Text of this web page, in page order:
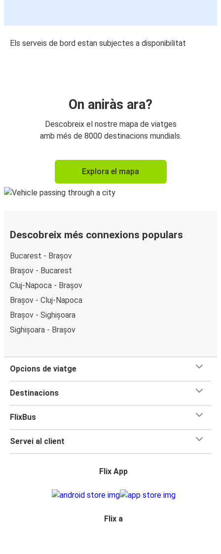
Els serveis de bord estan subjectes a disponibilitat
On aniràs ara?
Descobreix el nostre mapa de viatges
amb més de 8000 destinacions mundials.
Explora el mapa
Descobreix més connexions populars
Bucarest - Brașov
Brașov - Bucarest
Cluj-Napoca - Brașov
Brașov - Cluj-Napoca
Brașov - Sighișoara
Sighișoara - Brașov
Opcions de viatge
Destinacions
FlixBus
Servei al client
Flix App
Flix a